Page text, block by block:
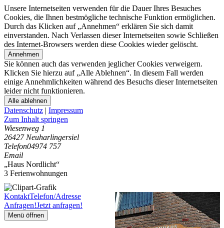
Unsere Internetseiten verwenden für die Dauer Ihres Besuches
Cookies, die Ihnen bestmögliche technische Funktion ermöglichen.
Durch das Klicken auf „Annehmen“ erklären Sie sich damit
einverstanden. Nach Verlassen dieser Internetseiten sowie Schließen
des Internet-Browsers werden diese Cookies wieder gelöscht.
Annehmen
Sie können auch das verwenden jeglicher Cookies verweigern.
Klicken Sie hierzu auf „Alle Ablehnen“. In diesem Fall werden
einige Annehmlichkeiten während des Besuchs dieser Internetseiten
leider nicht funktionieren.
Alle ablehnen
Datenschutz | Impressum
Zum Inhalt springen
Wiesenweg 1
26427 Neuharlingersiel
Telefon04974 757
Email
„Haus Nordlicht“
3 Ferienwohnungen
KontaktTelefon/Adresse
Anfragen!Jetzt anfragen!
Menü öffnen